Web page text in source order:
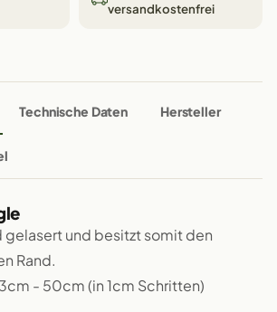
versandkostenfrei
Technische Daten Hersteller
gelasert und besitzt somit den
Rand.
- 50cm (in 1cm Schritten)